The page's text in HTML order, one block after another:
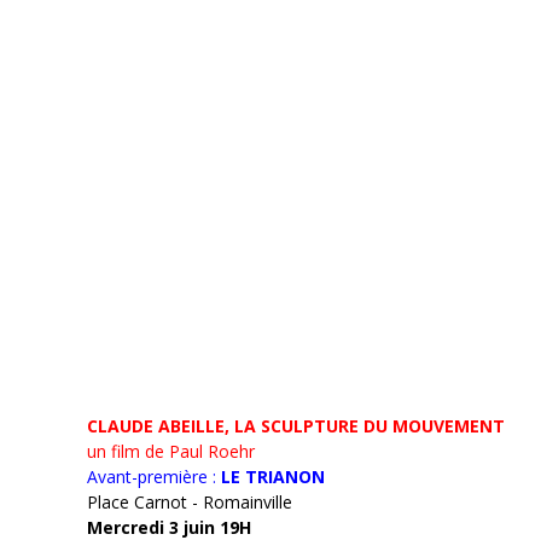
CLAUDE ABEILLE, LA SCULPTURE DU MOUVEMENT
un film de Paul Roehr
Avant-première : LE TRIANON
Place Carnot - Romainville
Mercredi 3 juin 19H